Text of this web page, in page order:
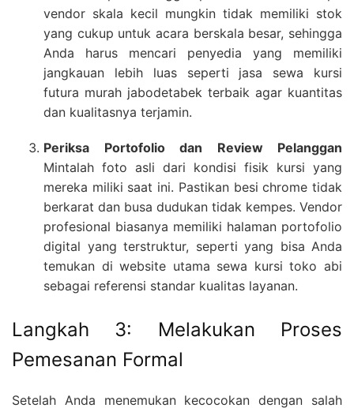
vendor skala kecil mungkin tidak memiliki stok
yang cukup untuk acara berskala besar, sehingga
Anda harus mencari penyedia yang memiliki
jangkauan lebih luas seperti jasa sewa kursi
futura murah jabodetabek terbaik agar kuantitas
dan kualitasnya terjamin.
Periksa Portofolio dan Review Pelanggan
Mintalah foto asli dari kondisi fisik kursi yang
mereka miliki saat ini. Pastikan besi chrome tidak
berkarat dan busa dudukan tidak kempes. Vendor
profesional biasanya memiliki halaman portofolio
digital yang terstruktur, seperti yang bisa Anda
temukan di website utama sewa kursi toko abi
sebagai referensi standar kualitas layanan.
Langkah 3: Melakukan Proses
Pemesanan Formal
Setelah Anda menemukan kecocokan dengan salah